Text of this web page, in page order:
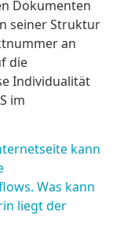
Dokumenten
seiner Struktur
an
die
Individualität
im
kann
Was kann
liegt der